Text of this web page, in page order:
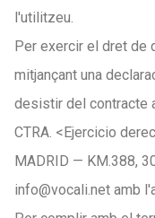
l'utilitzeu.
Per exercir el dret de
mitjançant una
desistir del contracte
CTRA. <Ejercicio
MADRID — KM.388,
info@vocali.net amb